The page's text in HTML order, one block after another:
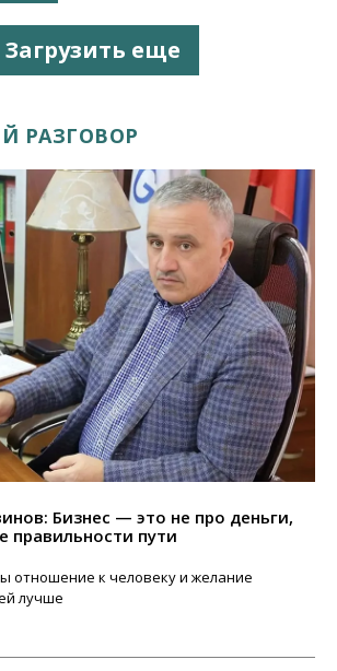
Загрузить еще
РАЗГОВОР
Бизнес — это не про деньги,
правильности пути
отношение к человеку и желание
лучше